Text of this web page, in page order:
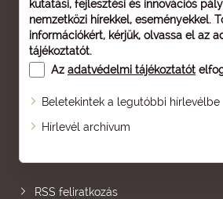
kutatási, fejlesztési és innovációs
nemzetközi hírekkel, eseményekkel.
információkért, kérjük, olvassa el az
tájékoztatót.
Az adatvédelmi tájékoztatót
Beletekintek a legutóbbi hírlevélbe
Hírlevél archívum
Oldaltérkép
RSS feliratkozás